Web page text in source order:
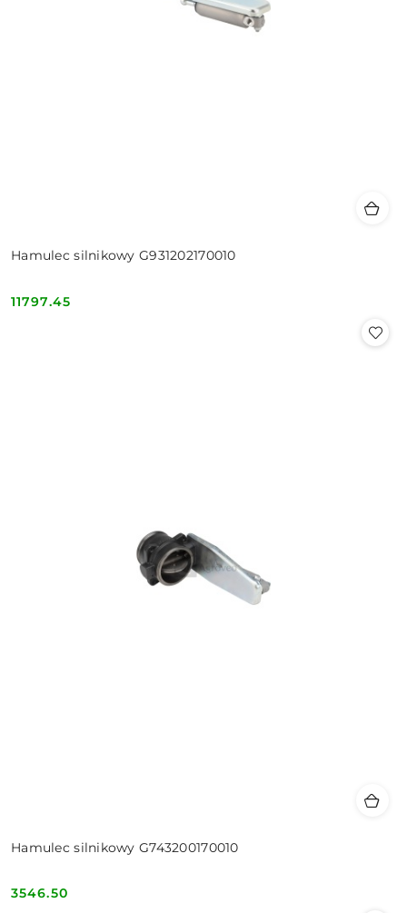
Hamulec silnikowy G931202170010
Cena:
11797.45
Hamulec silnikowy G743200170010
Cena:
3546.50